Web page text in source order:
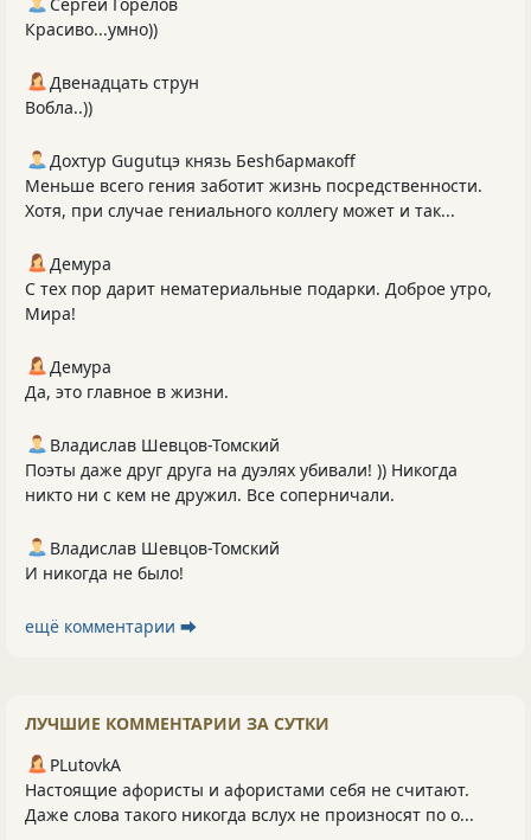
Красиво...умно))
Двенадцать струн
Вобла..))
Дохтур Gugutцэ князь Беshбармакоff
Меньше всего гения заботит жизнь посредственности.
Хотя, при случае гениального коллегу может и так...
Демура
С тех пор дарит нематериальные подарки. Доброе утро,
Мира!
Демура
Да, это главное в жизни.
Владислав Шевцов-Томский
Поэты даже друг друга на дуэлях убивали! )) Никогда
никто ни с кем не дружил. Все соперничали.
Владислав Шевцов-Томский
И никогда не было!
ещё комментарии ⮕
ЛУЧШИЕ КОММЕНТАРИИ ЗА СУТКИ
PLutоvkА
Настоящие афористы и афористами себя не считают.
Даже слова такого никогда вслух не произносят по о...